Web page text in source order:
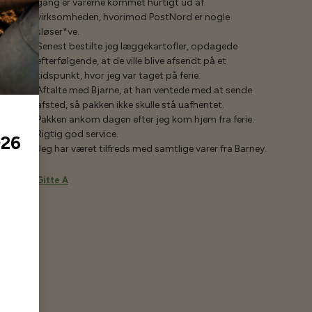
gang er varerne kommet hurtigt ud af
virksomheden, hvorimod PostNord er nogle
sløser*ve.
Senest bestilte jeg læggekartofler, opdagede
efterfølgende, at de ville blive afsendt på et
tidspunkt, hvor jeg var taget på ferie.
Aftalte med Bjarne, at han ventede med at sende
afsted, så pakken ikke skulle stå uafhentet.
Pakken ankom dagen efter jeg kom hjem fra ferie.
Rigtig god service.
Jeg har været tilfreds med samtlige varer fra Barney.
Gitte A